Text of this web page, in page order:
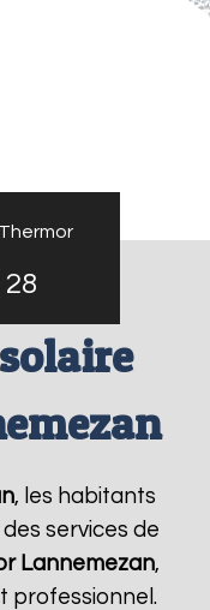
28
, les habitants
services de
Lannemezan,
professionnel.